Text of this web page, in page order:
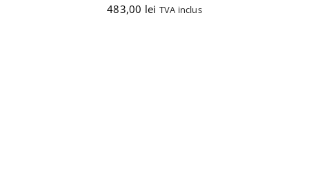
483,00 lei TVA inclus